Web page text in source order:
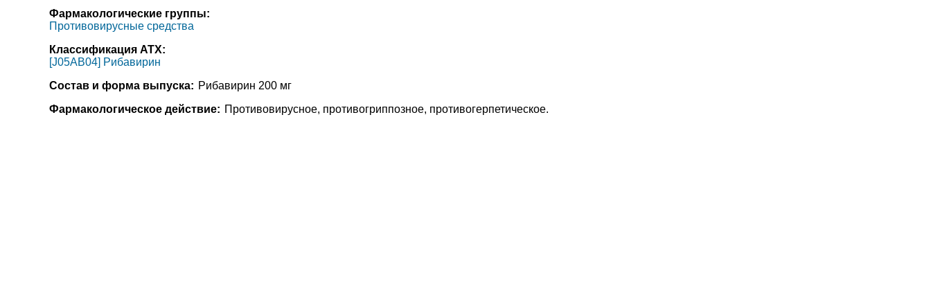
Фармакологические группы:
Противовирусные средства
Классификация АТХ:
[J05AB04] Рибавирин
Состав и форма выпуска: Рибавирин 200 мг
Фармакологическое действие: Противовирусное, противогриппозное, противогерпетическое.